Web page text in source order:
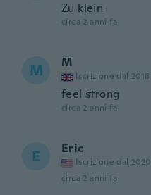
Zu klein
circa 2 anni fa
M M
Iscrizione dal 2018
feel strong
circa 2 anni fa
E Eric
Iscrizione dal 2020
circa 2 anni fa